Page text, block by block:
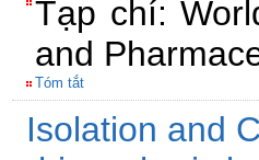
Tạp chí:
and
Tóm tắt
Isolation and